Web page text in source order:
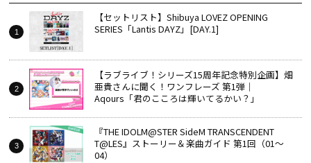
【セットリスト】Shibuya LOVEZ OPENING
SERIES「Lantis DAYZ」[DAY.1]
【ラブライブ！シリーズ15周年記念特別企画】畑
亜貴さんに聞く！ワンフレーズ 第1弾｜
Aqours「君のこころは輝いてるかい？」
『THE IDOLM@STER SideM TRANSCENDENT
T@LES』ストーリー＆楽曲ガイド 第1回（01～
04）